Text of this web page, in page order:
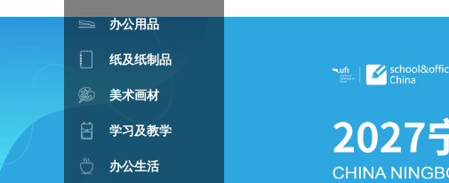
办公用品
纸及纸制品
美术画材
学习及教学
办公生活